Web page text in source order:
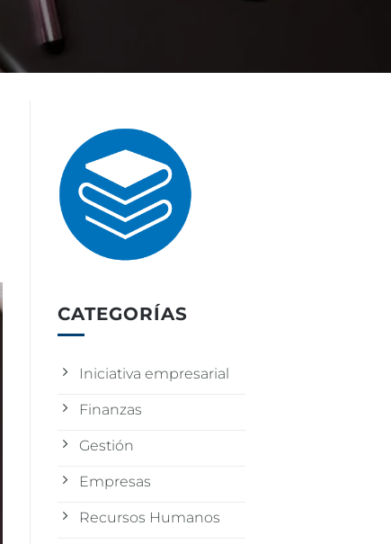
CATEGORÍAS
Iniciativa empresarial
Finanzas
Gestión
Empresas
Recursos Humanos